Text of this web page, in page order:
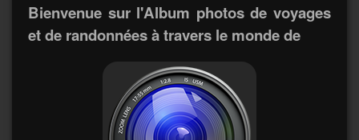
Bienvenue sur l'Album photos de voyages
et de randonnées à travers le monde de